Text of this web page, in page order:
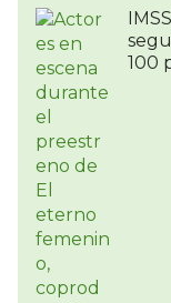
100